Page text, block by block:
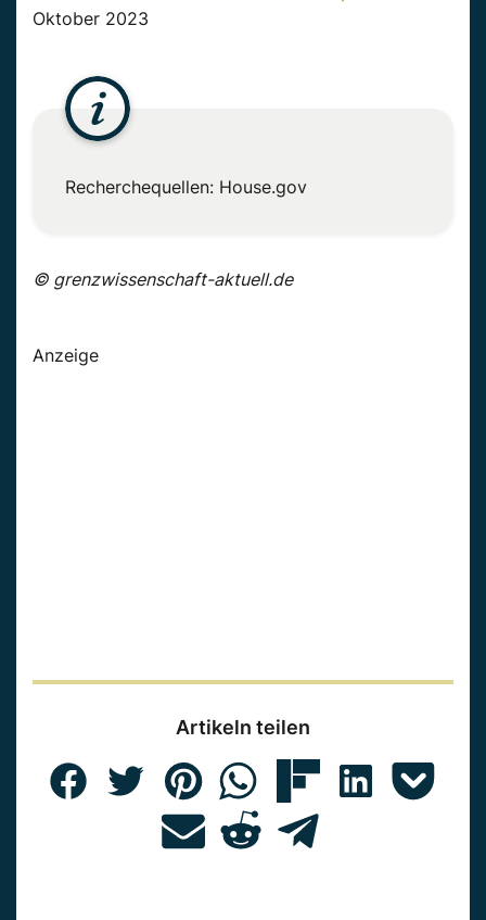
Oktober 2023
Recherchequellen: House.gov
© grenzwissenschaft-aktuell.de
Anzeige
Artikeln teilen